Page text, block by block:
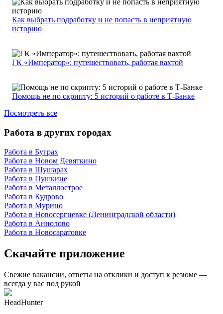
Как выбрать подработку и не попасть в неприятную
историю
ГК «Император»: путешествовать, работая вахтой
Помощь не по скрипту: 5 историй о работе в Т-Банке
Посмотреть все
Работа в других городах
Работа в Буграх
Работа в Новом Девяткино
Работа в Шушарах
Работа в Пушкине
Работа в Металлострое
Работа в Кудрово
Работа в Мурино
Работа в Новосергиевке (Ленинградской области)
Работа в Аннолово
Работа в Новосаратовке
Скачайте приложение
Свежие вакансии, ответы на отклики и доступ к резюме —
всегда у вас под рукой
HeadHunter